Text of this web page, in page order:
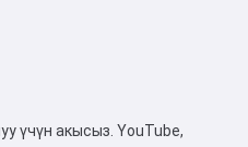
үчүн акысыз. YouTube,